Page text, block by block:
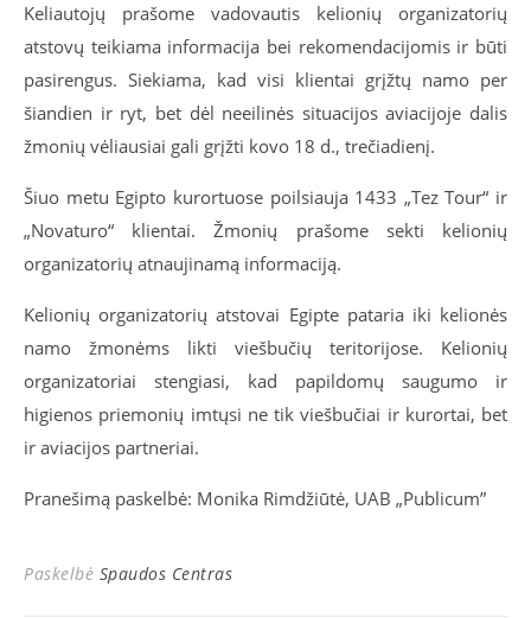
Keliautojų prašome vadovautis kelionių organizatorių
atstovų teikiama informacija bei rekomendacijomis ir būti
pasirengus. Siekiama, kad visi klientai grįžtų namo per
šiandien ir ryt, bet dėl neeilinės situacijos aviacijoje dalis
žmonių vėliausiai gali grįžti kovo 18 d., trečiadienį.
Šiuo metu Egipto kurortuose poilsiauja 1433 „Tez Tour“ ir
„Novaturo“ klientai. Žmonių prašome sekti kelionių
organizatorių atnaujinamą informaciją.
Kelionių organizatorių atstovai Egipte pataria iki kelionės
namo žmonėms likti viešbučių teritorijose. Kelionių
organizatoriai stengiasi, kad papildomų saugumo ir
higienos priemonių imtųsi ne tik viešbučiai ir kurortai, bet
ir aviacijos partneriai.
Pranešimą paskelbė: Monika Rimdžiūtė, UAB „Publicum”
Paskelbė Spaudos Centras